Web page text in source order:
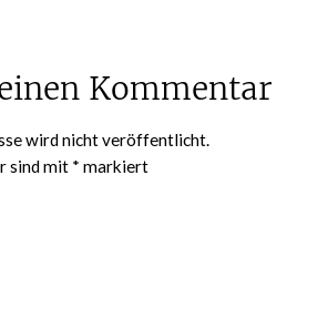
Kommentar
wird nicht veröffentlicht.
sind mit * markiert